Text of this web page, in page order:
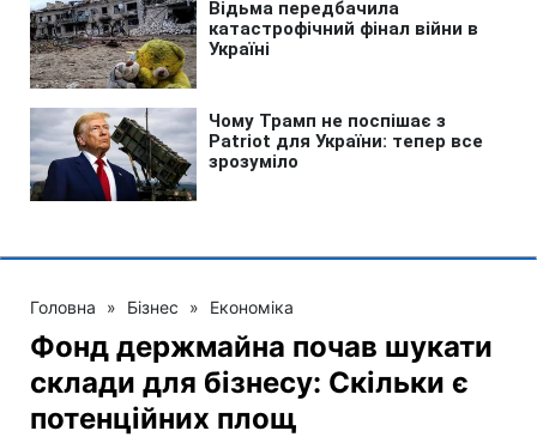
Головна » Бізнес » Економіка
Фонд держмайна почав шукати
склади для бізнесу: Скільки є
потенційних площ